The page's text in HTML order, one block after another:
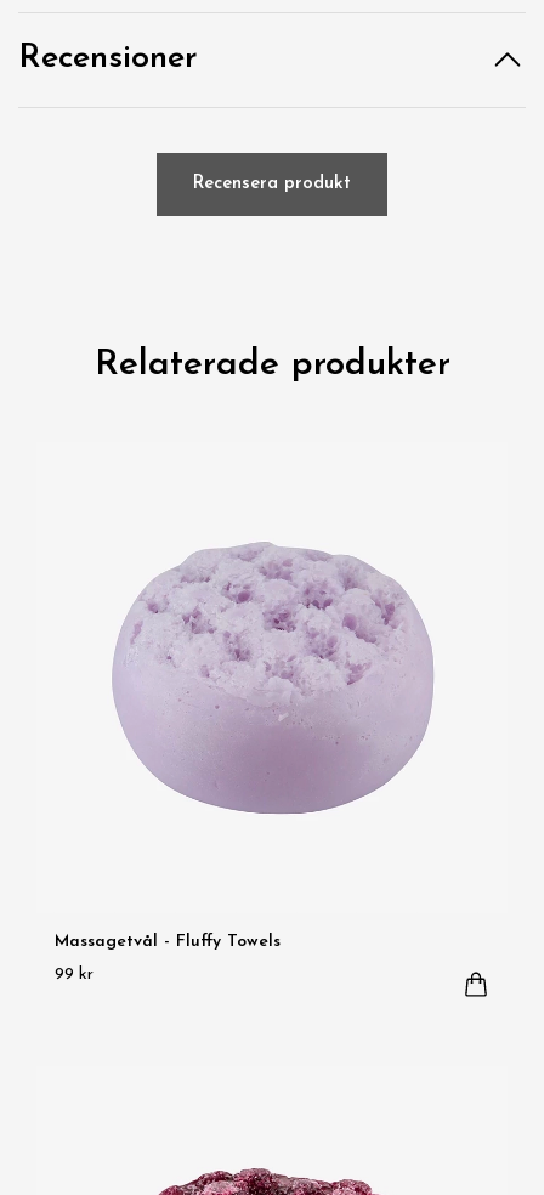
Recensioner
Recensera produkt
Relaterade produkter
Massagetvål - Fluffy Towels
99 kr